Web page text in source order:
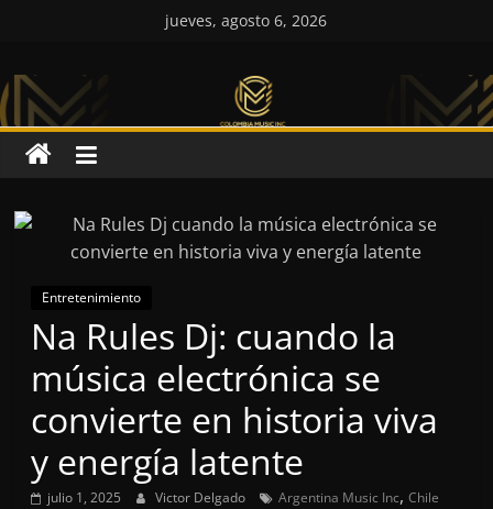
jueves, agosto 6, 2026
Colombia
Music
Inc
Colombia
Entretenimiento
Na Rules Dj: cuando la
música electrónica se
convierte en historia viva
y energía latente
julio 1, 2025 Victor Delgado Argentina Music Inc,Chile